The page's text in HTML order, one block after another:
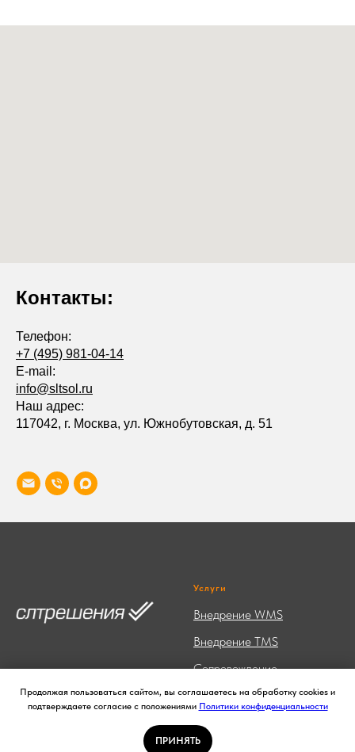
Контакты:
Телефон:
+7 (495) 981-04-14
E-mail:
info@sltsol.ru
Наш адрес:
117042, г. Москва, ул. Южнобутовская, д. 51
Услуги
Внедрение WMS
Внедрение TMS
Сопровождение
ПО и Лицензии
Документы
Продолжая пользоваться сайтом, вы соглашаетесь на обработку cookies и
подтверждаете согласие с положениями Политики конфиденциальности
ПРИНЯТЬ